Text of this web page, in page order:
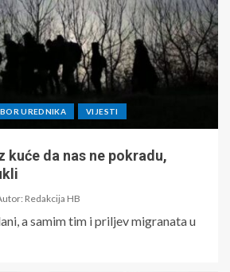
UREDNIKA VIJESTI
kuće da nas ne pokradu,
Redakcija HB
a samim tim i priljev migranata u